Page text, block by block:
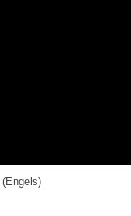
(Engels)